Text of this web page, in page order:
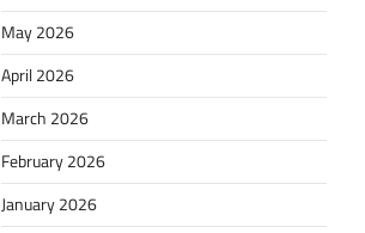
May 2026
April 2026
March 2026
February 2026
January 2026